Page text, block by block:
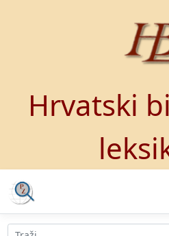
Hrvatski